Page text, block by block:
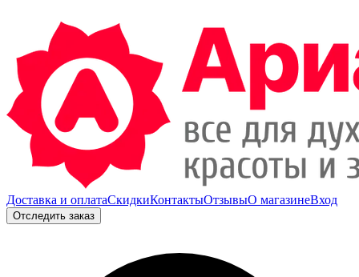
Доставка и оплатаСкидкиКонтактыОтзывыО магазинеВход
Отследить заказ